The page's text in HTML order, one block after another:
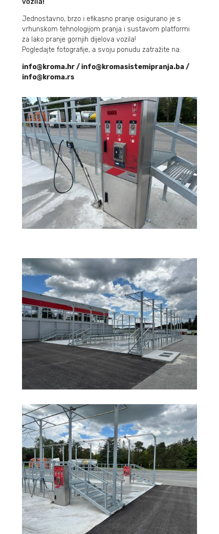
Jednostavno, brzo i efikasno pranje osigurano je s
vrhunskom tehnologijom pranja i sustavom platformi
za lako pranje gornjih dijelova vozila!
Pogledajte fotografije, a svoju ponudu zatražite na:
info@kroma.hr / info@kromasistemipranja.ba /
info@kroma.rs